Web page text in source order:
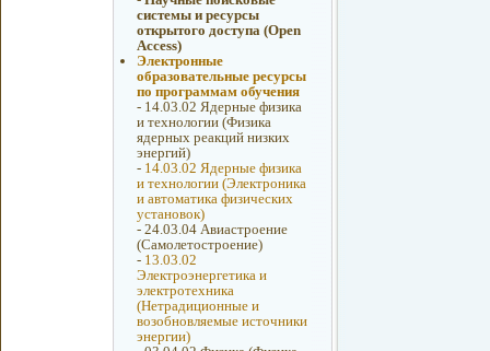
системы и ресурсы
открытого доступа (Open
Access)
Электронные
образовательные ресурсы
по программам обучения
- 14.03.02 Ядерные физика
и технологии (Физика
ядерных реакций низких
энергий)
- 14.03.02 Ядерные физика
и технологии (Электроника
и автоматика физических
установок)
- 24.03.04 Авиастроение
(Самолетостроение)
- 13.03.02
Электроэнергетика и
электротехника
(Нетрадиционные и
возобновляемые источники
энергии)